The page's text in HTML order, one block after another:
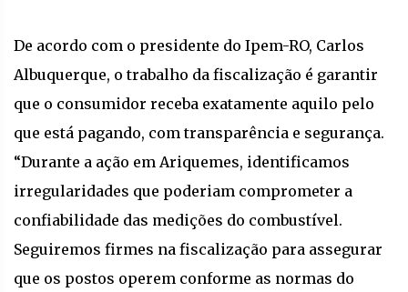
De acordo com o presidente do Ipem-RO, Carlos
Albuquerque, o trabalho da fiscalização é garantir
que o consumidor receba exatamente aquilo pelo
que está pagando, com transparência e segurança.
“Durante a ação em Ariquemes, identificamos
irregularidades que poderiam comprometer a
confiabilidade das medições do combustível.
Seguiremos firmes na fiscalização para assegurar
que os postos operem conforme as normas do